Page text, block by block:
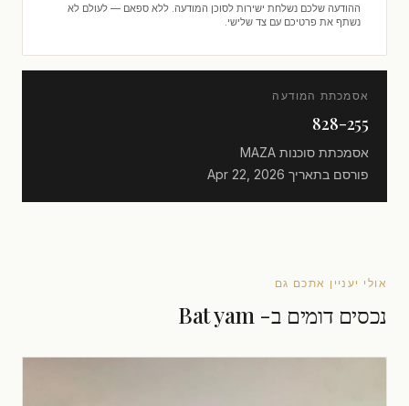
ההודעה שלכם נשלחת ישירות לסוכן המודעה. ללא ספאם — לעולם לא
נשתף את פרטיכם עם צד שלישי.
אסמכתת המודעה
828-255
אסמכתת סוכנות
פורסם בתאריך
אולי יעניין אתכם גם
נכסים דומים ב- Bat yam